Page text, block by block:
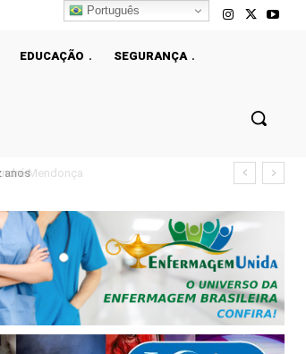
EDUCAÇÃO
SEGURANÇA
Português